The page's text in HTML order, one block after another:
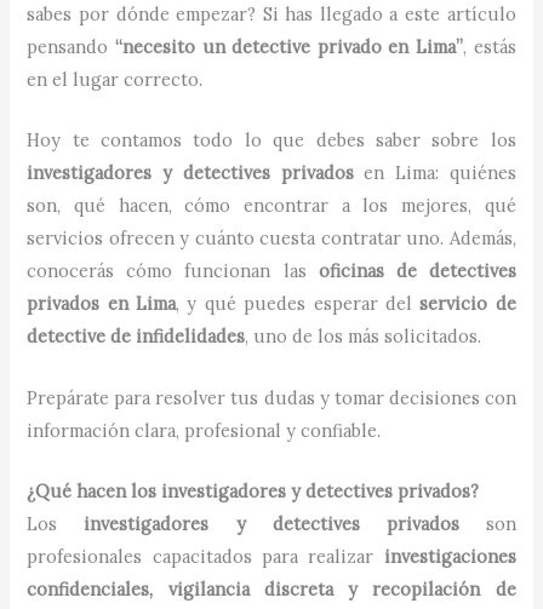
sabes por dónde empezar? Si has llegado a este artículo
pensando“necesito un detective privado en Lima”, estás
en el lugar correcto.
Hoy te contamos todo lo que debes saber sobre los
investigadores y detectives privadosen Lima: quiénes
son, qué hacen, cómo encontrar a los mejores, qué
servicios ofrecen y cuánto cuesta contratar uno. Además,
conocerás cómo funcionan las oficinas de detectives
privados en Lima, y qué puedes esperar delservicio de
detective de infidelidades, uno de los más solicitados.
Prepárate para resolver tus dudas y tomar decisiones con
información clara, profesional y confiable.
¿Qué hacen los investigadores y detectives privados?
Los investigadores y detectives privadosson
profesionales capacitados para realizar investigaciones
confidenciales, vigilancia discreta y recopilación de